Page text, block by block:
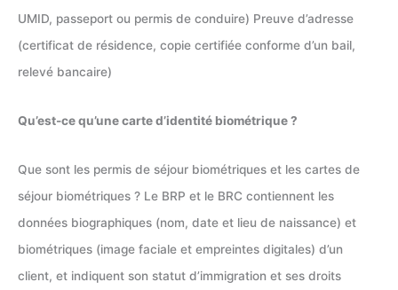
UMID, passeport ou permis de conduire) Preuve d’adresse
(certificat de résidence, copie certifiée conforme d’un bail,
relevé bancaire)
Qu’est-ce qu’une carte d’identité biométrique ?
Que sont les permis de séjour biométriques et les cartes de
séjour biométriques ? Le BRP et le BRC contiennent les
données biographiques (nom, date et lieu de naissance) et
biométriques (image faciale et empreintes digitales) d’un
client, et indiquent son statut d’immigration et ses droits